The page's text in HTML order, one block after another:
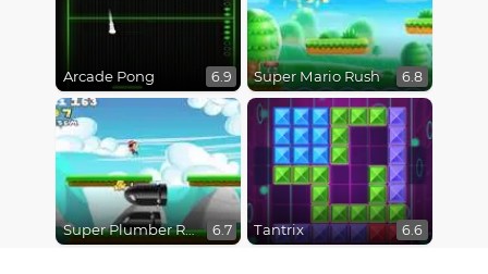
Arcade Pong 6.9 Super Mario Rush 6.8
Super Plumber Run 6.7 Tantrix 6.6